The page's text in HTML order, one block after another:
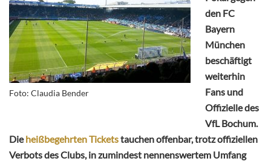
Foto: Claudia Bender
den FC
Bayern
München
beschäftigt
weiterhin
Fans und
Offizielle des
VfL Bochum.
Dieheißbegehrten Ticketstauchen offenbar, trotz offiziellen
Verbots des Clubs, in zumindest nennenswertem Umfang